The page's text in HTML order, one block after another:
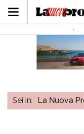
Sei in: La Nuova